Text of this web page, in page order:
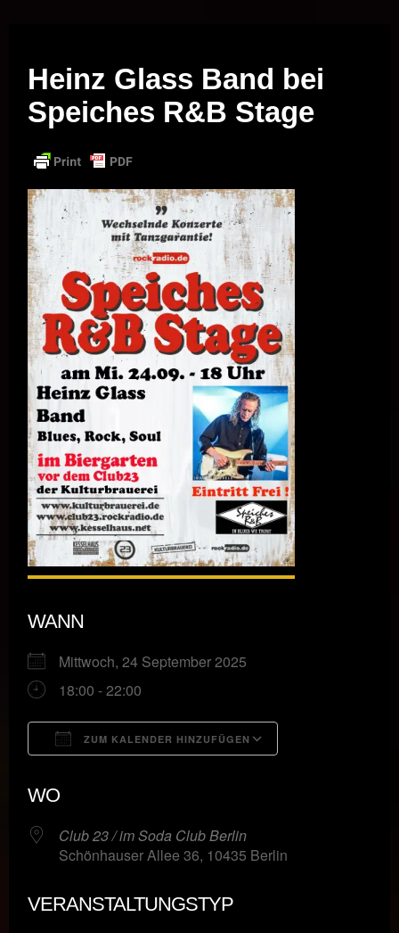
Heinz Glass Band bei
Speiches R&B Stage
WANN
Mittwoch, 24 September 2025
18:00 - 22:00
ZUM KALENDER HINZUFÜGEN
WO
Club 23 / im Soda Club Berlin
Schönhauser Allee 36, 10435 Berlin
VERANSTALTUNGSTYP